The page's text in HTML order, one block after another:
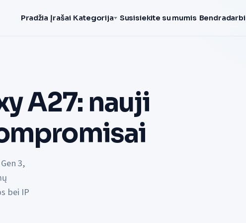
Pradžia Įrašai Kategorija Susisiekite su mumis
A27: nauji
3,
bei IP